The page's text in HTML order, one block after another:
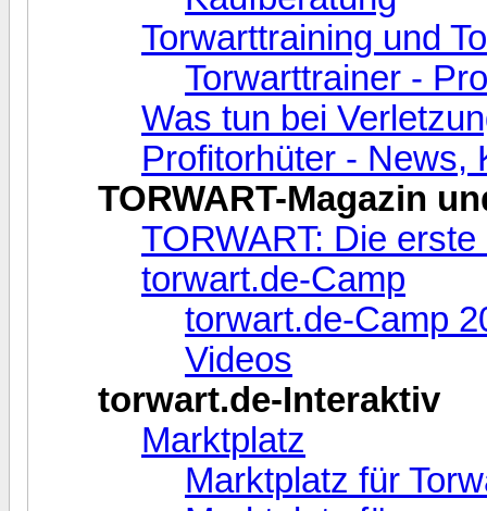
Torwarttraining und
Torwarttrainer -
Was tun bei
Profitorhüter - News,
TORWART-Magazin
TORWART: Die
torwart.de-Camp
torwart.de-Camp
Videos
torwart.de-Interaktiv
Marktplatz
Marktplatz für